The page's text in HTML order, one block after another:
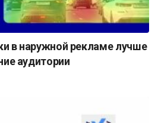
в наружной рекламе лучше
аудитории